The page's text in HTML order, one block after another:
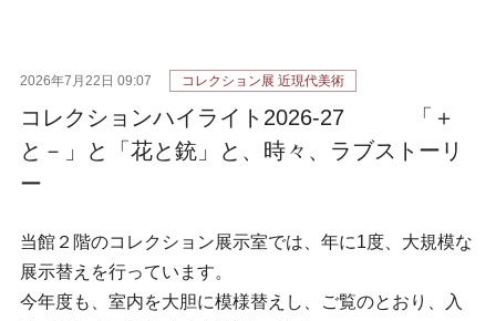
2026年7月22日 09:07 コレクション展 近現代美術
コレクションハイライト2026-27 「＋
と－」と「花と銃」と、時々、ラブストーリ
ー
当館２階のコレクション展示室では、年に1度、大規模な
展示替えを行っています。
今年度も、室内を大胆に模様替えし、ご覧のとおり、入